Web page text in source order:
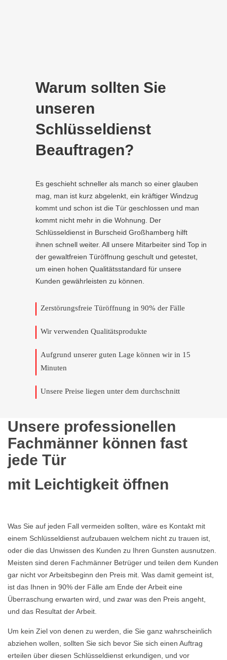
Warum sollten Sie
unseren
Schlüsseldienst
Beauftragen?
Es geschieht schneller als manch so einer glauben
mag, man ist kurz abgelenkt, ein kräftiger Windzug
kommt und schon ist die Tür geschlossen und man
kommt nicht mehr in die Wohnung. Der
Schlüsseldienst in Burscheid Großhamberg hilft
ihnen schnell weiter. All unsere Mitarbeiter sind Top in
der gewaltfreien Türöffnung geschult und getestet,
um einen hohen Qualitätsstandard für unsere
Kunden gewährleisten zu können.
Zerstörungsfreie Türöffnung in 90% der Fälle
Wir verwenden Qualitätsprodukte
Aufgrund unserer guten Lage können wir in 15
Minuten
Unsere Preise liegen unter dem durchschnitt
Unsere professionellen
Fachmänner können fast
jede Tür
mit Leichtigkeit öffnen
Was Sie auf jeden Fall vermeiden sollten, wäre es Kontakt mit
einem Schlüsseldienst aufzubauen welchem nicht zu trauen ist,
oder die das Unwissen des Kunden zu Ihren Gunsten ausnutzen.
Meisten sind deren Fachmänner Betrüger und teilen dem Kunden
gar nicht vor Arbeitsbeginn den Preis mit. Was damit gemeint ist,
ist das Ihnen in 90% der Fälle am Ende der Arbeit eine
Überraschung erwarten wird, und zwar was den Preis angeht,
und das Resultat der Arbeit.
Um kein Ziel von denen zu werden, die Sie ganz wahrscheinlich
abziehen wollen, sollten Sie sich bevor Sie sich einen Auftrag
erteilen über diesen Schlüsseldienst erkundigen, und vor